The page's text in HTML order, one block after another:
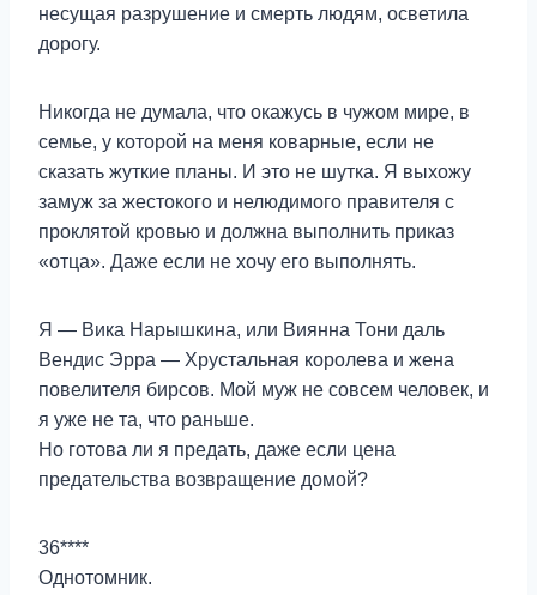
несущая разрушение и смерть людям, осветила
дорогу.
Никогда не думала, что окажусь в чужом мире, в
семье, у которой на меня коварные, если не
сказать жуткие планы. И это не шутка. Я выхожу
замуж за жестокого и нелюдимого правителя с
проклятой кровью и должна выполнить приказ
«отца». Даже если не хочу его выполнять.
Я — Вика Нарышкина, или Виянна Тони даль
Вендис Эрра — Хрустальная королева и жена
повелителя бирсов. Мой муж не совсем человек, и
я уже не та, что раньше.
Но готова ли я предать, даже если цена
предательства возвращение домой?
36****
Однотомник.